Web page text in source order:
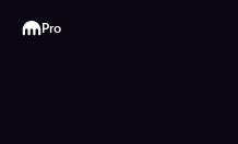
Kraken
Pro